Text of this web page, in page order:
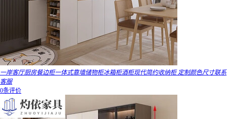
一岸客厅厨房餐边柜一体式靠墙储物柜冰箱柜酒柜现代简约收纳柜 定制颜色尺寸联系
客服
0条评价